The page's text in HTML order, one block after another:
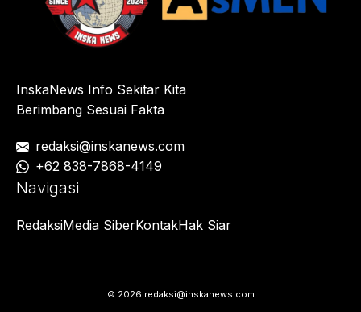
InskaNews Info Sekitar Kita
Berimbang Sesuai Fakta
redaksi@inskanews.com
+62 838-7868-4149
Navigasi
RedaksiMedia SiberKontakHak Siar
© 2026 redaksi@inskanews.com